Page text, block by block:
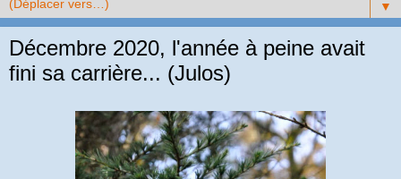
▼
Décembre 2020, l'année à peine avait
fini sa carrière... (Julos)